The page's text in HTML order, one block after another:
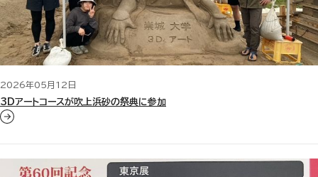
2026年05月12日
3Dアートコースが吹上浜砂の祭典に参加